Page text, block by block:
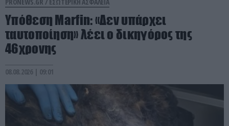
Υπόθεση Marfin: «Δεν υπάρχει
ταυτοποίηση» λέει ο δικηγόρος της
46χρονης
08.08.2026 | 09:01